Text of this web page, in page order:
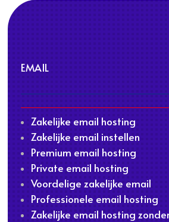
EMAIL
Zakelijke email hosting
Zakelijke email instellen
Premium email hosting
Private email hosting
Voordelige zakelijke email
Professionele email hosting
Zakelijke email hosting